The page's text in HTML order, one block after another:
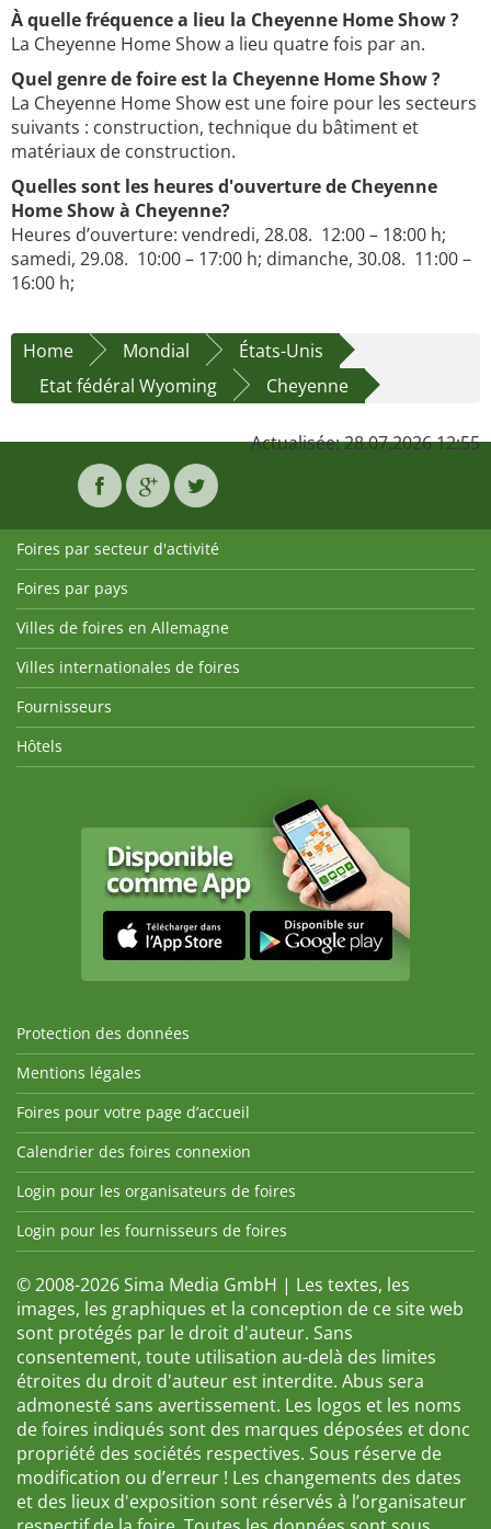
À quelle fréquence a lieu la Cheyenne Home Show ?
La Cheyenne Home Show a lieu quatre fois par an.
Quel genre de foire est la Cheyenne Home Show ?
La Cheyenne Home Show est une foire pour les secteurs
suivants : construction, technique du bâtiment et
matériaux de construction.
Quelles sont les heures d'ouverture de Cheyenne
Home Show à Cheyenne?
Heures d’ouverture: vendredi, 28.08. 12:00 – 18:00 h;
samedi, 29.08. 10:00 – 17:00 h; dimanche, 30.08. 11:00 –
16:00 h;
Home Mondial
États-Unis
Etat fédéral Wyoming
Cheyenne
Actualisée: 28.07.2026 12:55
Foires par secteur d'activité
Foires par pays
Villes de foires en Allemagne
Villes internationales de foires
Fournisseurs
Hôtels
Protection des données
Mentions légales
Foires pour votre page d’accueil
Calendrier des foires connexion
Login pour les organisateurs de foires
Login pour les fournisseurs de foires
© 2008-2026 Sima Media GmbH | Les textes, les
images, les graphiques et la conception de ce site web
sont protégés par le droit d'auteur. Sans
consentement, toute utilisation au-delà des limites
étroites du droit d'auteur est interdite. Abus sera
admonesté sans avertissement. Les logos et les noms
de foires indiqués sont des marques déposées et donc
propriété des sociétés respectives. Sous réserve de
modification ou d’erreur ! Les changements des dates
et des lieux d'exposition sont réservés à l’organisateur